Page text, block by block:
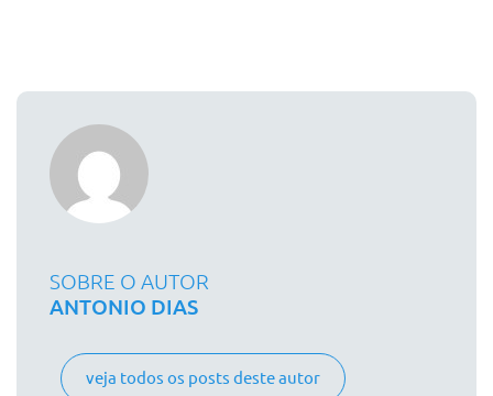
SOBRE O AUTOR
ANTONIO DIAS
veja todos os posts deste autor